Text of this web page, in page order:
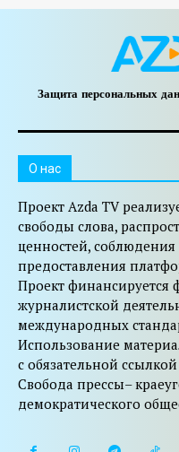
Защита персональных
O нас
Проект Azda TV
свободы слова,
ценностей,
предоставления
Проект финансируется
журналистской
международных
Использование
с обязательной
Свобода прессы–
демократического